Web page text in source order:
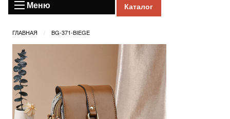
Меню Каталог
ГЛАВНАЯ BG-371-BIEGE